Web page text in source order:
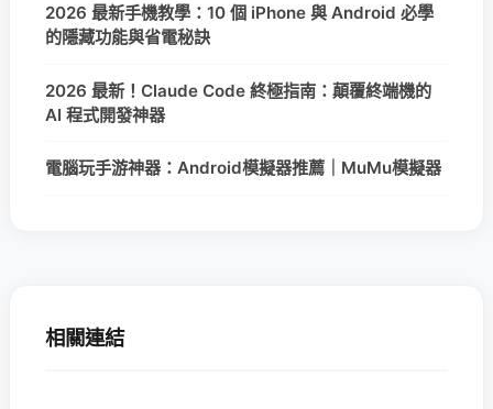
2026 最新手機教學：10 個 iPhone 與 Android 必學
的隱藏功能與省電秘訣
2026 最新！Claude Code 終極指南：顛覆終端機的
AI 程式開發神器
電腦玩手游神器：Android模擬器推薦｜MuMu模擬器
相關連結